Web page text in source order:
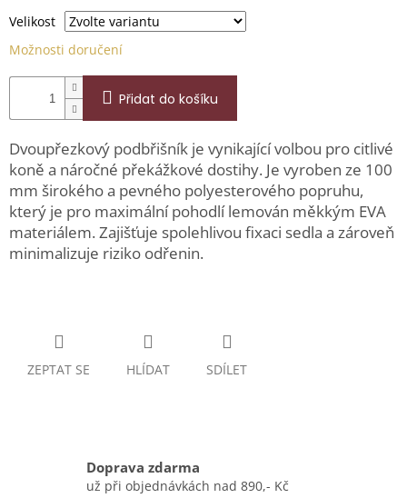
Velikost
Možnosti doručení
Přidat do košíku
Dvoupřezkový podbřišník je vynikající volbou pro citlivé
koně a náročné překážkové dostihy. Je vyroben ze 100
mm širokého a pevného polyesterového popruhu,
který je pro maximální pohodlí lemován měkkým EVA
materiálem. Zajišťuje spolehlivou fixaci sedla a zároveň
minimalizuje riziko odřenin.
ZEPTAT SE HLÍDAT SDÍLET
Doprava zdarma
už při objednávkách nad 890,- Kč